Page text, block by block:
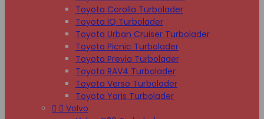
Toyota Corolla Turbolader
Toyota IQ Turbolader
Toyota Urban Cruiser Turbolader
Toyota Picnic Turbolader
Toyota Previa Turbolader
Toyota RAV4 Turbolader
Toyota Verso Turbolader
Toyota Yaris Turbolader
  Volvo